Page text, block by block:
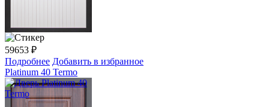
59653 ₽
Подробнее Добавить в избранное
Platinum 40 Termo